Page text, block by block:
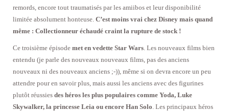
remords, encore tout traumatisés par les amiibos et leur disponibilité
limitée absolument honteuse. C’est moins vrai chez Disney mais quand
même : Collectionneur échaudé craint la rupture de stock !
Ce troisième épisode met en vedette Star Wars . Les nouveaux films bien
entendu (je parle des nouveaux nouveaux films, pas des anciens
nouveaux ni des nouveaux anciens ;-)), même si on devra encore un peu
attendre pour en savoir plus, mais aussi les anciens avec des figurines
plutôt réussies des héros les plus populaires comme Yoda, Luke
Skywalker, la princesse Leia ou encore Han Solo . Les principaux héros